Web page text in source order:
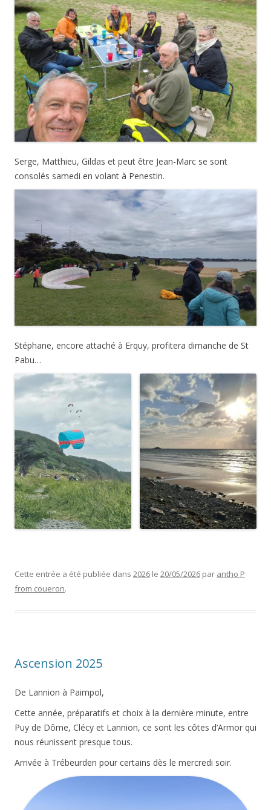
Serge, Matthieu, Gildas et peut être Jean-Marc se sont
consolés samedi en volant à Penestin.
Stéphane, encore attaché à Erquy, profitera dimanche de St
Pabu…
Cette entrée a été publiée dans 2026 le 20/05/2026 par antho P
from coueron.
Ascension 2025
De Lannion à Paimpol,
Cette année, préparatifs et choix à la dernière minute, entre
Puy de Dôme, Clécy et Lannion, ce sont les côtes d’Armor qui
nous réunissent presque tous.
Arrivée à Trébeurden pour certains dès le mercredi soir.